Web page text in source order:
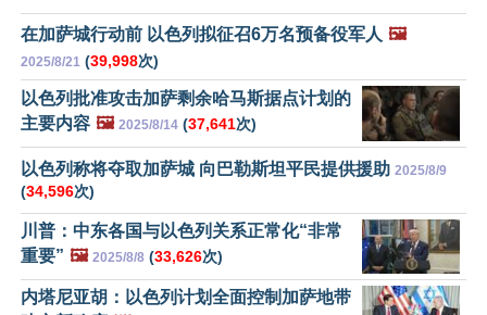
在加萨城行动前 以色列拟征召6万名预备役军人 🖼️
2025/8/21 (39,998次)
以色列批准攻击加萨剩余哈马斯据点计划的
主要内容 🖼️ 2025/8/14 (37,641次)
以色列称将夺取加萨城 向巴勒斯坦平民提供援助 2025/8/9
(34,596次)
川普：中东各国与以色列关系正常化“非常
重要” 🖼️ 2025/8/8 (33,626次)
内塔尼亚胡：以色列计划全面控制加萨地带